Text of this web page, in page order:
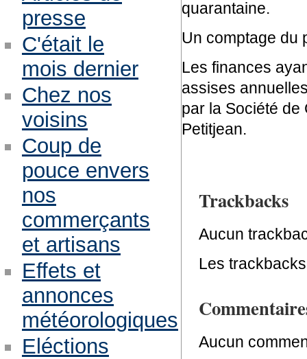
quarantaine.
Un comptage du
Les finances
assises
par la Société de
Petitjean.
Trackbacks
Aucun
Les
Aucun
presse
C'était le
mois dernier
Chez nos
voisins
Coup de
pouce envers
nos
commerçants
et artisans
Effets et
annonces
météorologiques
Eléctions